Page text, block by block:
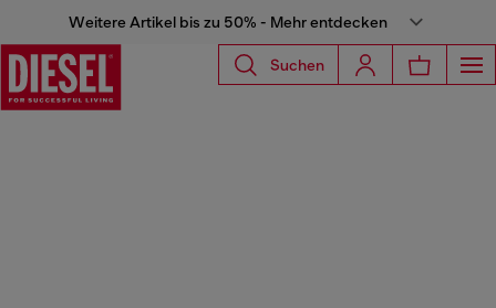
Weitere Artikel bis zu 50% - Mehr entdecken
Suchen